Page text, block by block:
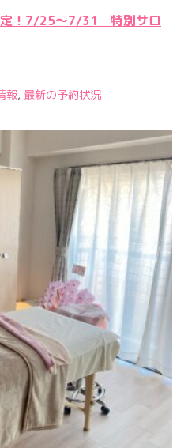
定！7/25〜7/31 特別サロ
報, 最新の予約状況